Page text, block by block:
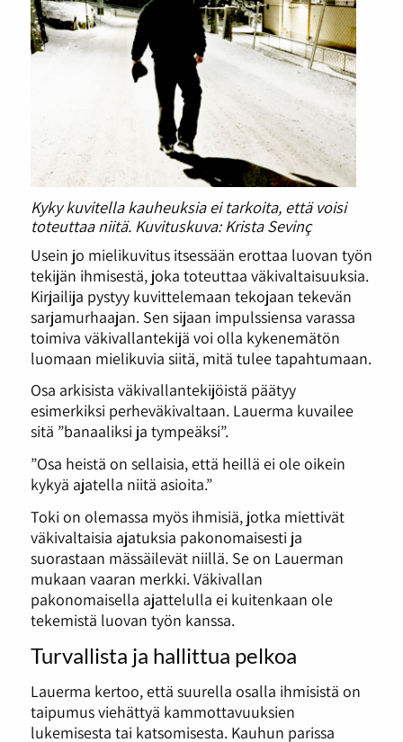
Kyky kuvitella kauheuksia ei tarkoita, että voisi
toteuttaa niitä. Kuvituskuva: Krista Sevinç
Usein jo mielikuvitus itsessään erottaa luovan työn
tekijän ihmisestä, joka toteuttaa väkivaltaisuuksia.
Kirjailija pystyy kuvittelemaan tekojaan tekevän
sarjamurhaajan. Sen sijaan impulssiensa varassa
toimiva väkivallantekijä voi olla kykenemätön
luomaan mielikuvia siitä, mitä tulee tapahtumaan.
Osa arkisista väkivallantekijöistä päätyy
esimerkiksi perheväkivaltaan. Lauerma kuvailee
sitä ”banaaliksi ja tympeäksi”.
”Osa heistä on sellaisia, että heillä ei ole oikein
kykyä ajatella niitä asioita.”
Toki on olemassa myös ihmisiä, jotka miettivät
väkivaltaisia ajatuksia pakonomaisesti ja
suorastaan mässäilevät niillä. Se on Lauerman
mukaan vaaran merkki. Väkivallan
pakonomaisella ajattelulla ei kuitenkaan ole
tekemistä luovan työn kanssa.
Turvallista ja hallittua pelkoa
Lauerma kertoo, että suurella osalla ihmisistä on
taipumus viehättyä kammottavuuksien
lukemisesta tai katsomisesta. Kauhun parissa